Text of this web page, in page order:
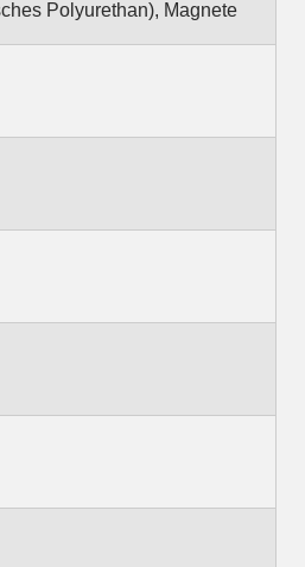
Polyurethan), Magnete